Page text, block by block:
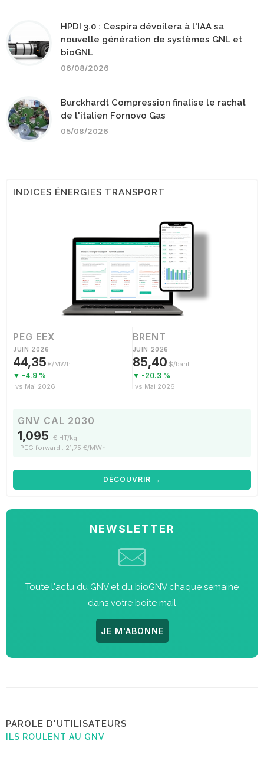
HPDI 3.0 : Cespira dévoilera à l'IAA sa
nouvelle génération de systèmes GNL et
bioGNL
06/08/2026
Burckhardt Compression finalise le rachat
de l'italien Fornovo Gas
05/08/2026
INDICES ÉNERGIES TRANSPORT
PEG EEX
JUIN 2026
44,35 €/MWh
▼ -4.9 %
vs Mai 2026
BRENT
JUIN 2026
85,40 $/baril
▼ -20.3 %
vs Mai 2026
GNV CAL 2030
1,095 € HT/kg
PEG forward : 21,75 €/MWh
DÉCOUVRIR →
NEWSLETTER
Toute l'actu du GNV et du bioGNV chaque semaine
dans votre boite mail
JE M'ABONNE
PAROLE D'UTILISATEURS
ILS ROULENT AU GNV